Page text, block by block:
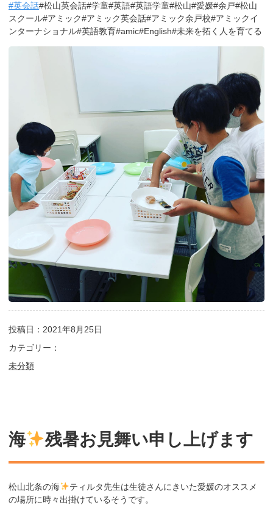
#英会話#松山英会話#学童#英語#英語学童#松山#愛媛#余戸#松山
スクール#アミック#アミック英会話#アミック余戸校#アミックイ
ンターナショナル#英語教育#amic#English#未来を拓く人を育てる
投稿日：2021年8月25日
カテゴリー：
未分類
海 残暑お見舞い申し上げます
松山北条の海
ティルタ先生は生徒さんにきいた愛媛のオススメ
の場所に時々出掛けているそうです。